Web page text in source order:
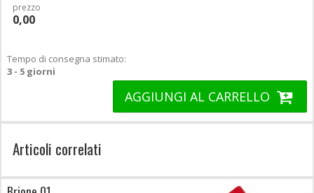
prezzo
0,00
Tempo di consegna stimato:
3 - 5 giorni
AGGIUNGI AL CARRELLO
Articoli correlati